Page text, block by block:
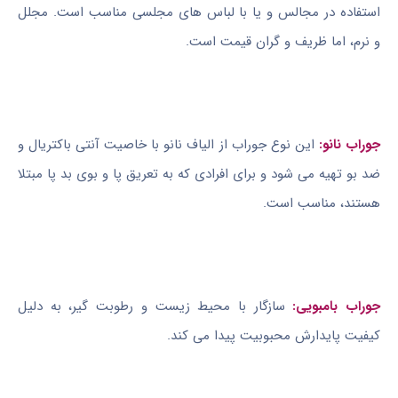
استفاده در مجالس و یا با لباس های مجلسی مناسب است. مجلل
و نرم، اما ظریف و گران قیمت است.
جوراب نانو: این نوع جوراب از الیاف نانو با خاصیت آنتی باکتریال و
ضد بو تهیه می شود و برای افرادی که به تعریق پا و بوی بد پا مبتلا
هستند، مناسب است.
جوراب بامبویی: سازگار با محیط زیست و رطوبت گیر، به دلیل
کیفیت پایدارش محبوبیت پیدا می کند.